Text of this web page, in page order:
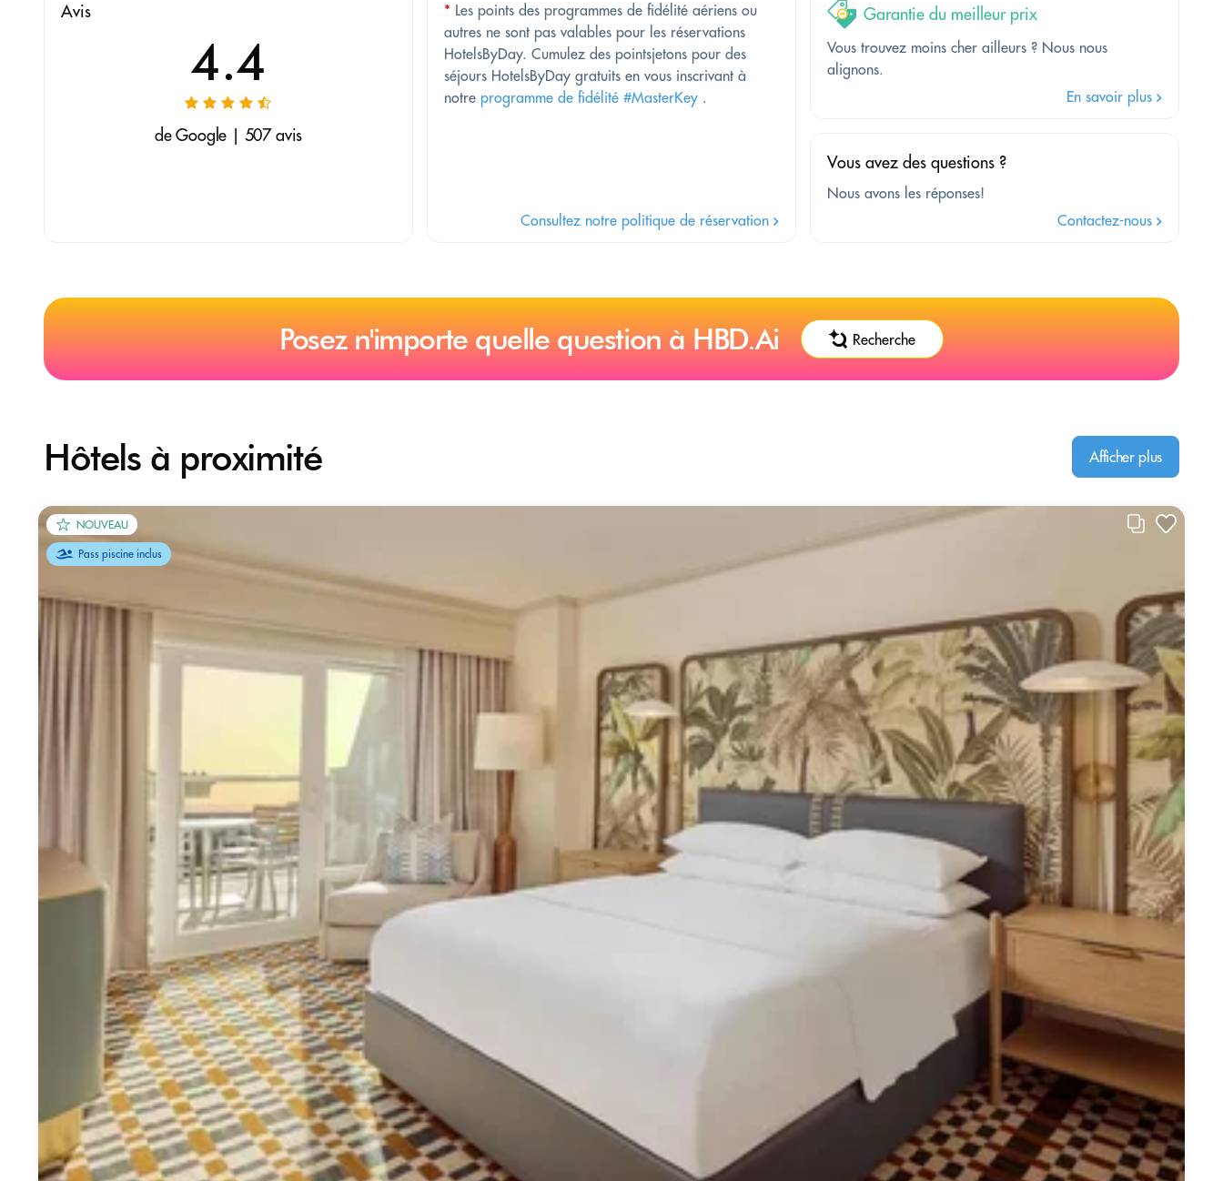
Avis
4.4
de Google | 507 avis
* Les points des programmes de fidélité aériens ou
autres ne sont pas valables pour les réservations
HotelsByDay. Cumulez des pointsjetons pour des
séjours HotelsByDay gratuits en vous inscrivant à
notre programme de fidélité #MasterKey .
Consultez notre politique de réservation
Garantie du meilleur prix
Vous trouvez moins cher ailleurs ? Nous nous
alignons.
En savoir plus
Vous avez des questions ?
Nous avons les réponses!
Contactez-nous
Posez n'importe quelle question à HBD.Ai Recherche
Hôtels à proximité Afficher plus
NOUVEAU
Pass piscine inclus